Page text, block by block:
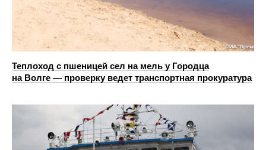
Теплоход с пшеницей сел на мель у Городца
на Волге — проверку ведет транспортная прокуратура